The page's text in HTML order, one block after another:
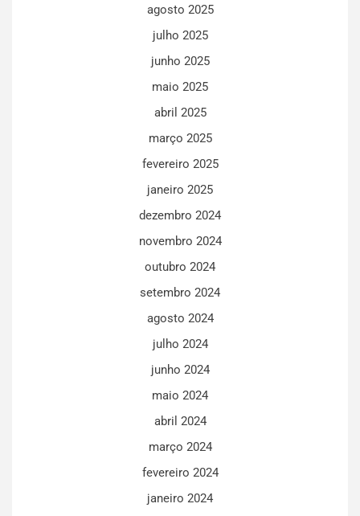
agosto 2025
julho 2025
junho 2025
maio 2025
abril 2025
março 2025
fevereiro 2025
janeiro 2025
dezembro 2024
novembro 2024
outubro 2024
setembro 2024
agosto 2024
julho 2024
junho 2024
maio 2024
abril 2024
março 2024
fevereiro 2024
janeiro 2024